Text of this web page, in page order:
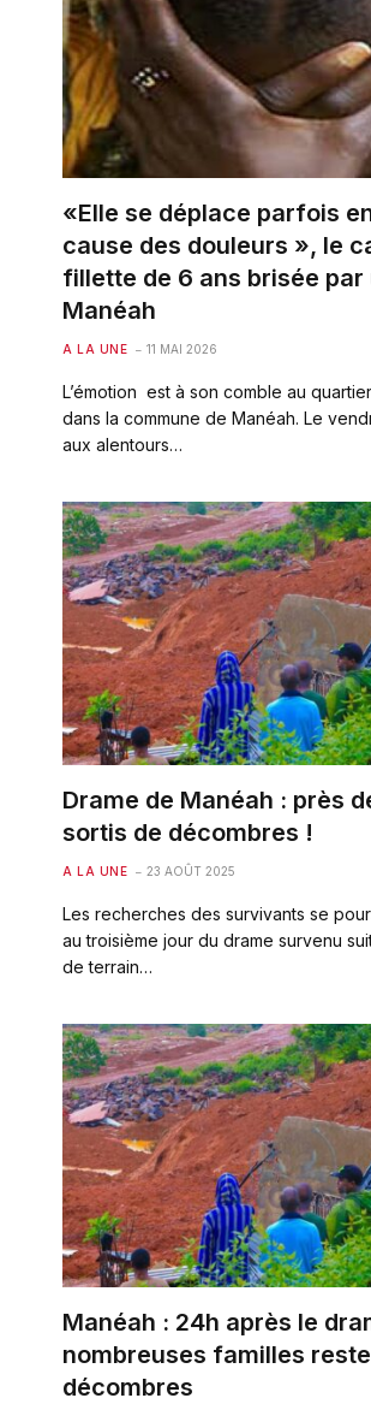
«Elle se déplace parfois
cause des douleurs », le
fillette de 6 ans brisée par
Manéah
A LA UNE 11 MAI 2026
L’émotion est à son comble au
dans la commune de Manéah. Le
aux alentours…
Drame de Manéah : près
sortis de décombres !
A LA UNE 23 AOÛT 2025
Les recherches des survivants se
au troisième jour du drame survenu
de terrain…
Manéah : 24h après le
nombreuses familles
décombres